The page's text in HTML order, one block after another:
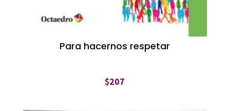
Para hacernos respetar
$207